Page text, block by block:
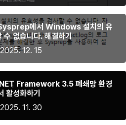
에서 Windows 설치의 유
수 없습니다. 해결하기
2025. 12. 15
Framework 3.5 폐쇄망 환경
활성화하기
2025. 11. 30